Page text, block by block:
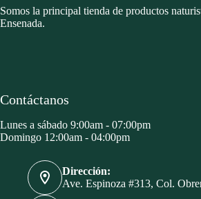
Somos la principal tienda de productos
Ensenada.
Contáctanos
Lunes a sábado 9:00am - 07:00pm
Domingo 12:00am - 04:00pm
Dirección:
Ave. Espinoza #313, Col.